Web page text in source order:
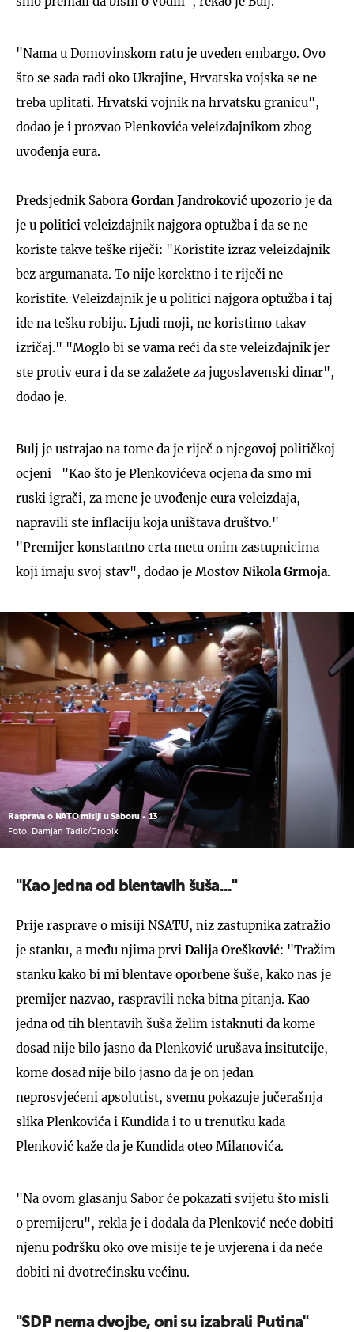
"Nama u Domovinskom ratu je uveden embargo. Ovo
što se sada radi oko Ukrajine, Hrvatska vojska se ne
treba uplitati. Hrvatski vojnik na hrvatsku granicu",
dodao je i prozvao Plenkovića veleizdajnikom zbog
uvođenja eura.
Predsjednik Sabora Gordan Jandroković upozorio je da
je u politici veleizdajnik najgora optužba i da se ne
koriste takve teške riječi: "Koristite izraz veleizdajnik
bez argumanata. To nije korektno i te riječi ne
koristite. Veleizdajnik je u politici najgora optužba i taj
ide na tešku robiju. Ljudi moji, ne koristimo takav
izričaj." "Moglo bi se vama reći da ste veleizdajnik jer
ste protiv eura i da se zalažete za jugoslavenski dinar",
dodao je.
Bulj je ustrajao na tome da je riječ o njegovoj političkoj
ocjeni_"Kao što je Plenkovićeva ocjena da smo mi
ruski igrači, za mene je uvođenje eura veleizdaja,
napravili ste inflaciju koja uništava društvo."
"Premijer konstantno crta metu onim zastupnicima
koji imaju svoj stav", dodao je Mostov Nikola Grmoja.
Rasprava o NATO misiji u Saboru - 13
Foto: Damjan Tadic/Cropix
"Kao jedna od blentavih šuša..."
Prije rasprave o misiji NSATU, niz zastupnika zatražio
je stanku, a među njima prvi Dalija Orešković: "Tražim
stanku kako bi mi blentave oporbene šuše, kako nas je
premijer nazvao, raspravili neka bitna pitanja. Kao
jedna od tih blentavih šuša želim istaknuti da kome
dosad nije bilo jasno da Plenković urušava insitutcije,
kome dosad nije bilo jasno da je on jedan
neprosvjećeni apsolutist, svemu pokazuje jučerašnja
slika Plenkovića i Kundida i to u trenutku kada
Plenković kaže da je Kundida oteo Milanovića.
"Na ovom glasanju Sabor će pokazati svijetu što misli
o premijeru", rekla je i dodala da Plenković neće dobiti
njenu podršku oko ove misije te je uvjerena i da neće
dobiti ni dvotrećinsku većinu.
"SDP nema dvojbe, oni su izabrali Putina"